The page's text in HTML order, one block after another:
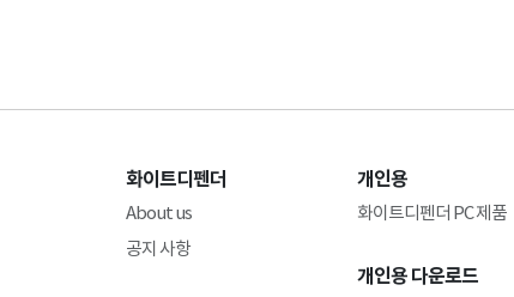
화이트디펜더
About us
공지 사항
개인용
화이트디펜더 PC 제품
개인용 다운로드